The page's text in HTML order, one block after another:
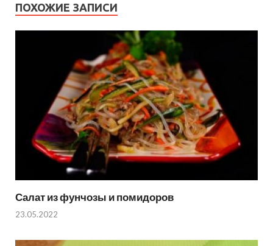
ПОХОЖИЕ ЗАПИСИ
Салат из фунчозы и помидоров
23.05.2022